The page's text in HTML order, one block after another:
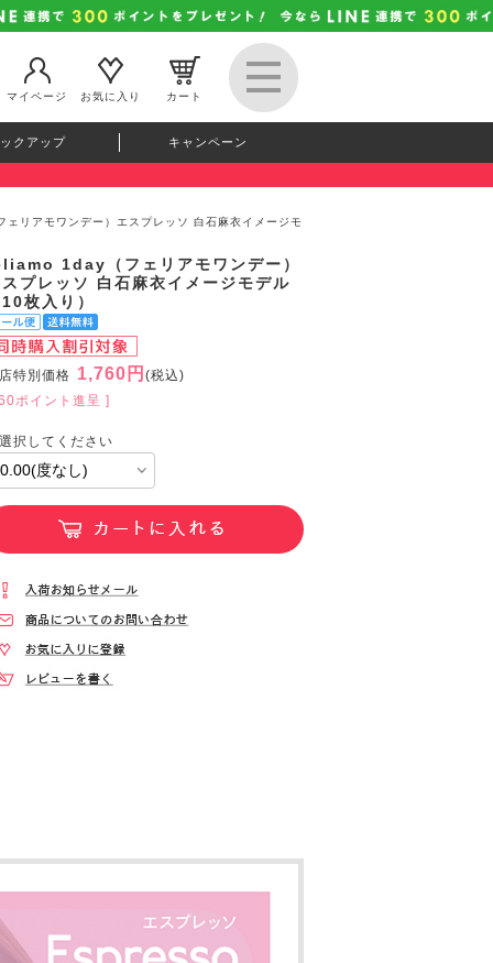
マイページ お気に入り カート
クアップ キャンペーン
リアモワンデー）エスプレッソ 白石麻衣イメージモ
1day（フェリアモワンデー）
プレッソ 白石麻衣イメージモデル
枚入り）
特別価格 1,760円 (税込)
ポイント進呈 ]